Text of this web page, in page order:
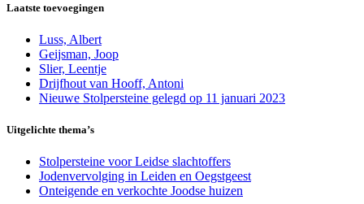
Laatste toevoegingen
Luss, Albert
Geijsman, Joop
Slier, Leentje
Drijfhout van Hooff, Antoni
Nieuwe Stolpersteine gelegd op 11 januari 2023
Uitgelichte thema’s
Stolpersteine voor Leidse slachtoffers
Jodenvervolging in Leiden en Oegstgeest
Onteigende en verkochte Joodse huizen